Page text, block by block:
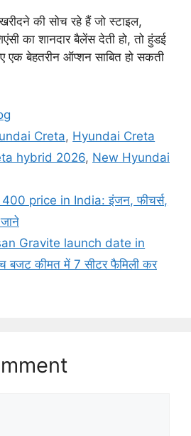
की सोच रहे हैं जो स्टाइल,
का शानदार बैलेंस देती हो, तो हुंडई
एक बेहतरीन ऑप्शन साबित हो सकती
Creta, Hyundai Creta
hybrid 2026, New Hyundai
price in India: इंजन, फीचर्स,
Gravite launch date in
बजट कीमत में 7 सीटर फैमिली कर